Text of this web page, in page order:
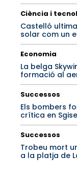
Ciència i
Castelló
solar com un
Economia
La belga
formació al
Successos
Els bombers
crítica en
Successos
Trobeu mort
a la platja de